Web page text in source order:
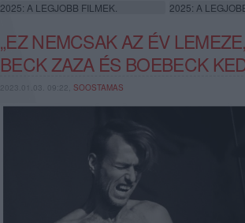
2025: A LEGJOBB FILMEK.
2025: A
„EZ NEMCSAK AZ ÉV
BECK ZAZA ÉS BOEBECK
2023.01.03. 09:22, SOOSTAMAS